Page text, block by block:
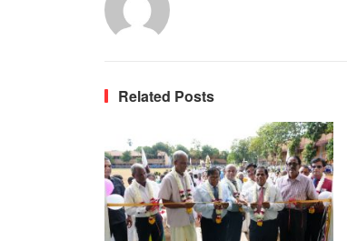
Related Posts